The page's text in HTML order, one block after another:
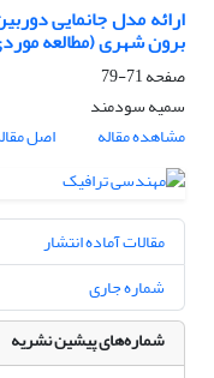
ارائه مدل جانمایی
برون شهری (مطالعه
صفحه71-79
سمیه سودمند
مشاهده مقاله
اصل
مقالات آماده انتشار
شماره جاری
شماره‌های پیشین نشریه